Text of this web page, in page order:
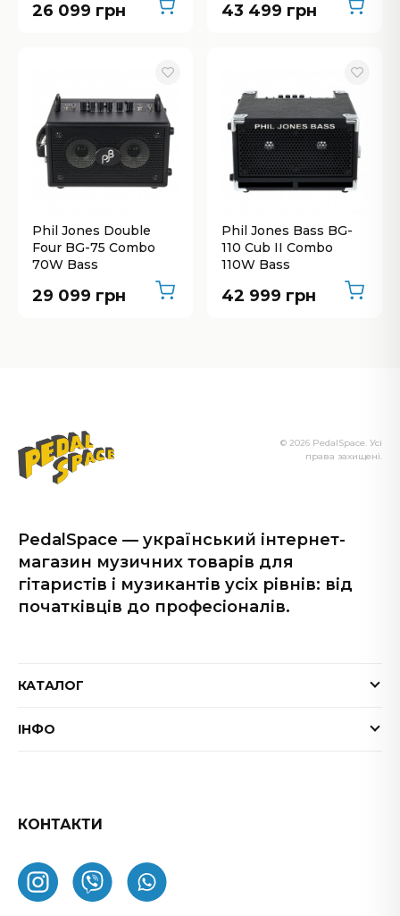
26 099 грн 43 499 грн
Phil Jones Double
Four BG-75 Combo
70W Bass
29 099 грн
Phil Jones Bass BG-
110 Cub II Combo
110W Bass
42 999 грн
PedalSpace — український інтернет-
магазин музичних товарів для
гітаристів і музикантів усіх рівнів: від
початківців до професіоналів.
© 2026 PedalSpace. Усі
права захищені.
КАТАЛОГ
Електрогітари
Процесори ефектів
Підсилювачі
Комбопідсилювачі
ІНФО
Обмін та повернення товару
Як замовити
Про нас
КОНТАКТИ